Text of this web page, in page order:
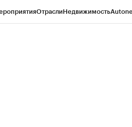
ОтраслиНедвижимость